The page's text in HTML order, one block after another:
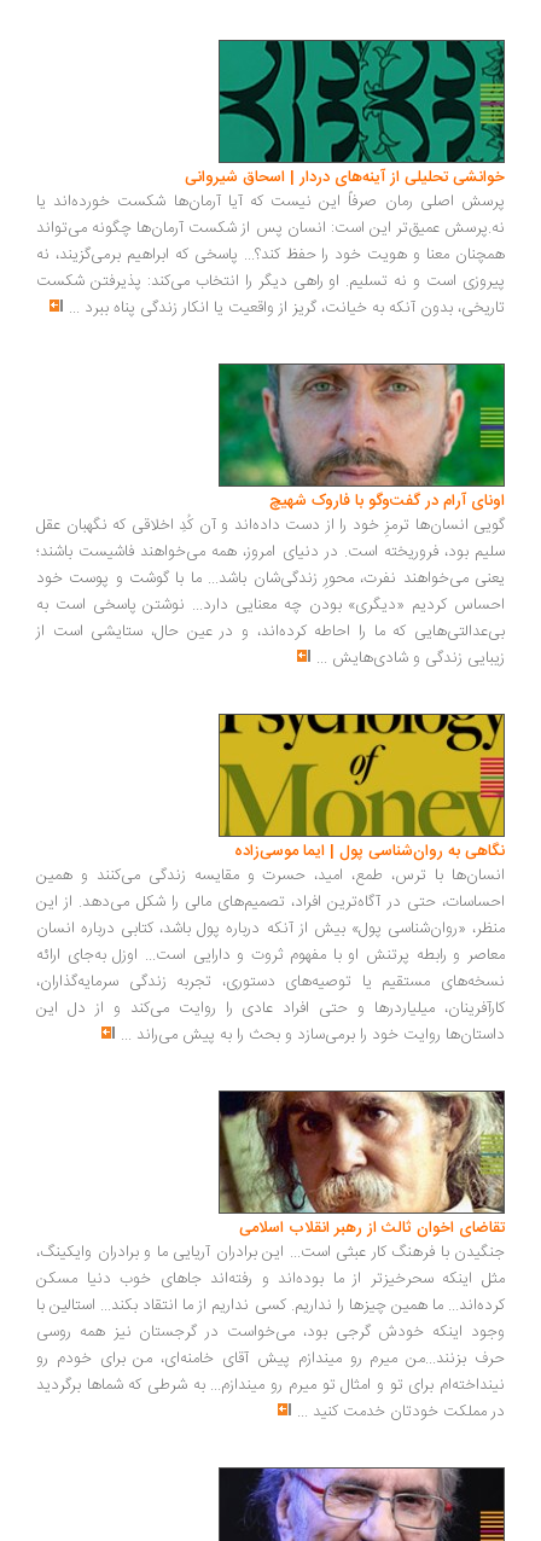
تحلیلی از آینه‌های دردار | اسحاق شیروانی
اصلی رمان صرفاً این نیست که آیا آرمان‌ها شکست خورده‌اند یا
عمیق‌تر این است: انسان پس از شکست آرمان‌ها چگونه می‌تواند
معنا و هویت خود را حفظ کند؟... پاسخی که ابراهیم برمی‌گزیند، نه
است و نه تسلیم. او راهی دیگر را انتخاب می‌کند: پذیرفتن شکست
بدون آنکه به خیانت، گریز از واقعیت یا انکار زندگی پناه ببرد...
آرام در گفت‌وگو با فاروک شهیچ‭
انسان‌ها ترمزِ خود را از دست داده‌اند و آن کُدِ اخلاقی که نگهبان عقل
بود، فروریخته است. در دنیای امروز، همه می‌خواهند فاشیست باشند؛
می‌خواهند نفرت، محورِ زندگی‌شان باشد... ما با گوشت و پوست خود
کردیم «دیگری» بودن چه معنایی دارد... نوشتن پاسخی است به
که ما را احاطه کرده‌اند، و در عین حال، ستایشی است از
زندگی و شادی‌هایش...
به روان‌شناسی پول | ایما موسی‌زاده
با ترس، طمع، امید، حسرت و مقایسه زندگی می‌کنند و همین
حتی در آگاه‌ترین افراد، تصمیم‌های مالی را شکل می‌دهد. از این
«روان‌شناسی پول» بیش از آنکه درباره پول باشد، کتابی درباره انسان
و رابطه پرتنش او با مفهوم ثروت و دارایی است... اوزل به‌جای ارائه
مستقیم یا توصیه‌های دستوری، تجربه زندگی سرمایه‌گذاران،
میلیاردرها و حتی افراد عادی را روایت می‌کند و از دل این
روایت خود را برمی‌سازد و بحث را به پیش می‌راند ...
اخوان ثالث از رهبر انقلاب اسلامی
با فرهنگ کار عبثی است... این برادران آریایی ما و برادران وایکینگ،
اینکه سحرخیزتر از ما بوده‌اند و رفته‌اند جاهای خوب دنیا مسکن
ما همین چیزها را نداریم. کسی نداریم از ما انتقاد بکند... استالین با
اینکه خودش گرجی بود، می‌خواست در گرجستان نیز همه روسی
بزنند...من میرم رو میندازم پیش آقای خامنه‌ای، من برای خودم رو
برای تو و امثال تو میرم رو میندازم... به شرطی که شماها برگردید
مملکت خودتان خدمت کنید...